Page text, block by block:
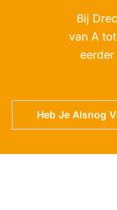
Bij
van A
Heb Je Alsnog